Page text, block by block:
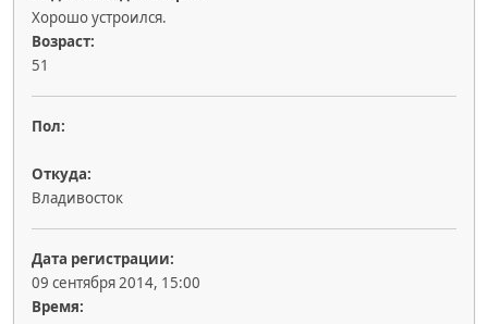
Хорошо устроился.
Возраст:
51
Пол:
Откуда:
Владивосток
Дата регистрации:
09 сентября 2014, 15:00
Время: